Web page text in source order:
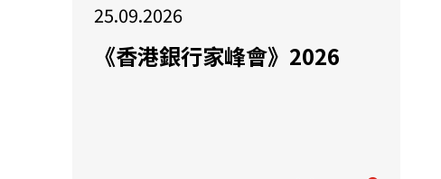
25.09.2026
《香港銀行家峰會》2026